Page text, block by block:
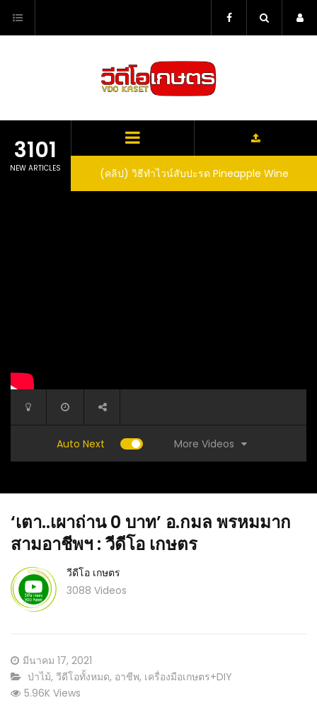
content
3101
NEW ARTICLES
ปในถัง จะได้ผล
expect that
(คลิป) วิธีทำไวน์สับปะรด Pineapple Wine
Auto Next More Videos
ลี้ยง
(คลิป) การปลูกผักไฮโดรโปนิกส์ที่บ้าน – วิธีง่ายๆ
‘เตา..เผาถ่าน 0 บาท’ อ.กมล พรหมมาก
สามอาชีพฯ : วีดีโอ เกษตร
วีดีโอ เกษตร
3088 Videos
Posted
on
มีนาคม 17, 2021
CATEGORY:
ป่าไม้, วีดีโอทั้งหมด, อาชีพ, เครื่องมือเกษตร+DIY
5.96K Views